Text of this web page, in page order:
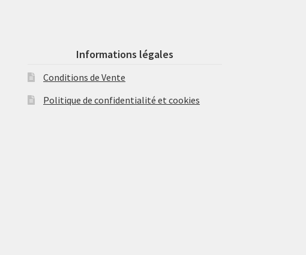
Informations légales
Conditions de Vente
Politique de confidentialité et cookies